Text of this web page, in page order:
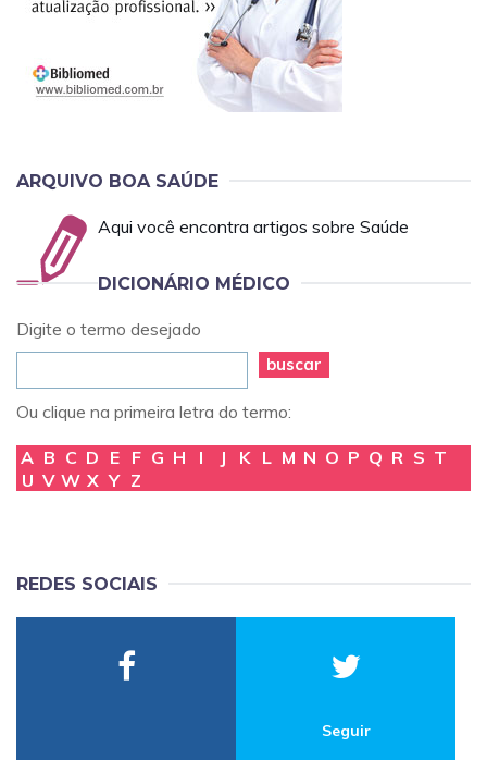
ARQUIVO BOA SAÚDE
Aqui você encontra artigos sobre Saúde
DICIONÁRIO MÉDICO
Digite o termo desejado
buscar
Ou clique na primeira letra do termo:
A B C D E F G H I J K L M N O P Q R S T
U V W X Y Z
REDES SOCIAIS
Seguir